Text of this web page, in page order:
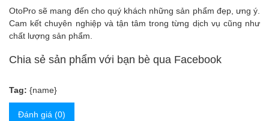
OtoPro sẽ mang đến cho quý khách những sản phẩm đẹp, ưng ý.
Cam kết chuyên nghiệp và tận tâm trong từng dịch vụ cũng như
chất lượng sản phẩm.
Chia sẻ sản phẩm với bạn bè qua Facebook
Tag: {name}
Đánh giá (0)